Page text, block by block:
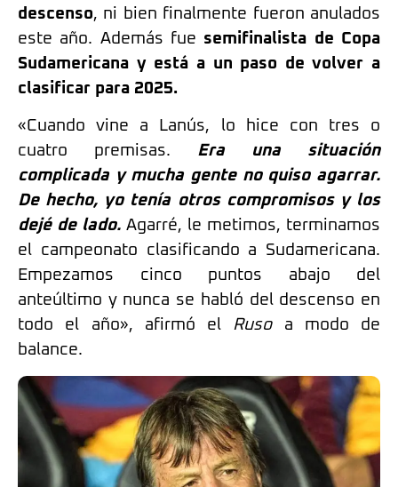
descenso, ni bien finalmente fueron anulados
este año. Además fue semifinalista de Copa
Sudamericana y está a un paso de volver a
clasificar para 2025.
«Cuando vine a Lanús, lo hice con tres o
cuatro premisas. Era una situación
complicada y mucha gente no quiso agarrar.
De hecho, yo tenía otros compromisos y los
dejé de lado. Agarré, le metimos, terminamos
el campeonato clasificando a Sudamericana.
Empezamos cinco puntos abajo del
anteúltimo y nunca se habló del descenso en
todo el año», afirmó el Rusoa modo de
balance.